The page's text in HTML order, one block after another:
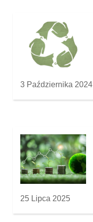
3 Października 2024
25 Lipca 2025